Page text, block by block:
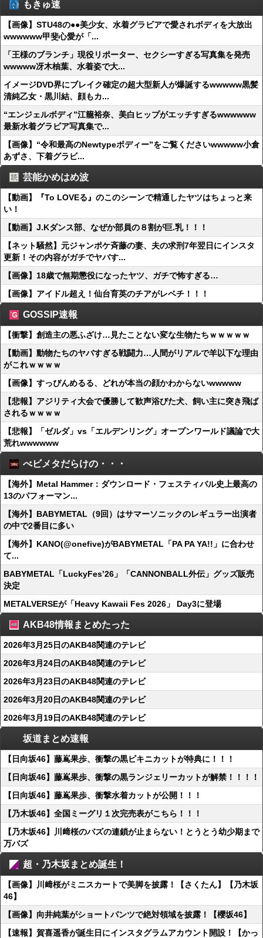
もきゅ速
【画像】STU48の●●美少女、水着グラビアで愛されボディを大放出
wwwwww甲斐心愛が「...
「王様のブランチ」現役リポーター、セクシーすぎる写真集を発売
wwwww冴木柚葉、水着姿で大...
イメージDVD界にブレイク確定の超大型新人が爆誕するwwwww黒髪
清純乙女・黒川結、顔もカ...
“エンジェルボディ”江籠裕奈、美白ヒップがエッチすぎるwwwwww
最新水着グラビア写真集で...
【画像】“令和最高のNewtypeボディー”をご覧くださいwwwww小倉
あずさ、下着グラビ...
芸能かめはめ波
【動画】『To LOVEる』のこのシーンで精通したヤツはちょっと来
い！
【動画】J.Kダンス部、なぜか部員の８割が巨.乳！！！
【ネット騒然】元ジャンポケ斉藤の妻、夫の求刑7年翌日にインスタ
更新！その内容がガチでヤバす...
【画像】18歳で無期懲役になったヤツ、ガチで怖すぎる…
【画像】アイドル超え！仙台育英のチアがレベチ！！！
GOSSIP速報
【衝撃】創造主の悪ふざけ…見たことない変な生物たちｗｗｗｗｗ
【動画】動物たちのヤバすぎる戦闘力…人間がリアルで羊以下な理由
がこれｗｗｗｗ
【画像】すっぴんめるる、どれが本当の顔かわからないwwwww
【悲報】アジリティ大会で優勝して歓声浴びた犬、飼い主に突き飛ば
されるｗｗｗｗ
【悲報】「ゼルダ」vs「エルデンリング」オープンワールド議論で大
荒れwwwwww
べビメタだらけの・・・
【海外】Metal Hammer：ダウンロード・フェスティバル史上最高の
13のパフォーマン...
【海外】BABYMETAL（9回）はサマーソニックのレギュラー出演者
の中で2番目に多い
【海外】KANO(@onefive)がBABYMETAL「PA PA YA!!」に合わせ
て...
BABYMETAL「LuckyFes’26」「CANNONBALL外伝」グッズ販売
決定
METALVERSEが「Heavy Kawaii Fes 2026」 Day3に登場
AKB48情報まとめたった
2026年3月25日のAKB48関連のテレビ
2026年3月24日のAKB48関連のテレビ
2026年3月23日のAKB48関連のテレビ
2026年3月20日のAKB48関連のテレビ
2026年3月19日のAKB48関連のテレビ
坂道まとめ速報
【日向坂46】藤嶌果歩、衝撃の黒ビキニカットが特典に！！！
【日向坂46】藤嶌果歩、衝撃の黒ランジェリーカットが解禁！！！！
【日向坂46】藤嶌果歩、衝撃水着カットが公開！！！
【乃木坂46】全国ミーグリ１次完売表がこちら！！！
【乃木坂46】川﨑桜のバズの連鎖が止まらない！とうとう幼少期まで
万バズ
超・乃木坂まとめ誕生！
【画像】川﨑桜がミニスカートで美脚を披露！【さくたん】【乃木坂
46】
【画像】向井純葉がショートパンツで絶対領域を披露！【櫻坂46】
【速報】賀喜遥香が誕生日にインスタグラムアカウント開設！【かっ